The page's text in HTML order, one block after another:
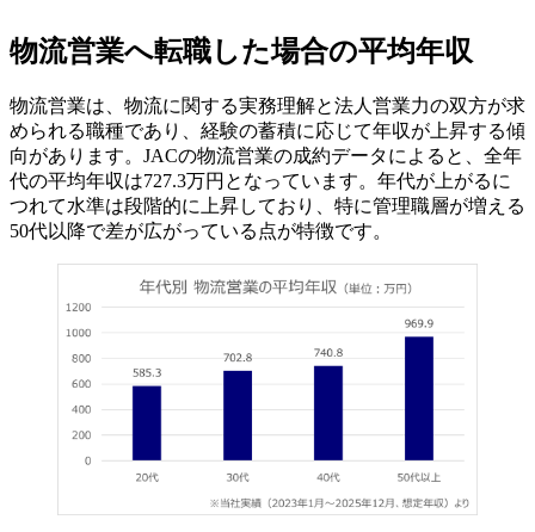
物流営業へ転職した場合の平均年収
物流営業は、物流に関する実務理解と法人営業力の双方が求
められる職種であり、経験の蓄積に応じて年収が上昇する傾
向があります。JACの物流営業の成約データによると、全年
代の平均年収は727.3万円となっています。年代が上がるに
つれて水準は段階的に上昇しており、特に管理職層が増える
50代以降で差が広がっている点が特徴です。